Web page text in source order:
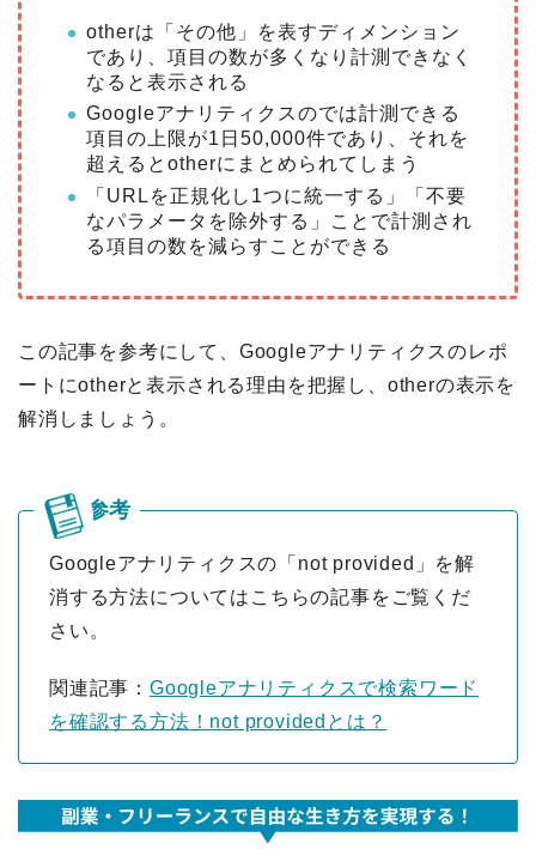
otherは「その他」を表すディメンション
であり、項目の数が多くなり計測できなく
なると表示される
Googleアナリティクスのでは計測できる
項目の上限が1日50,000件であり、それを
超えるとotherにまとめられてしまう
「URLを正規化し1つに統一する」「不要
なパラメータを除外する」ことで計測され
る項目の数を減らすことができる
この記事を参考にして、Googleアナリティクスのレポ
ートにotherと表示される理由を把握し、otherの表示を
解消しましょう。
Googleアナリティクスの「not provided」を解
消する方法についてはこちらの記事をご覧くだ
さい。
関連記事： Googleアナリティクスで検索ワード
を確認する方法！not providedとは？